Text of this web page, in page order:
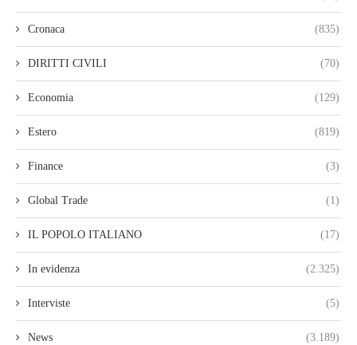
Cronaca (835)
DIRITTI CIVILI (70)
Economia (129)
Estero (819)
Finance (3)
Global Trade (1)
IL POPOLO ITALIANO (17)
In evidenza (2.325)
Interviste (5)
News (3.189)